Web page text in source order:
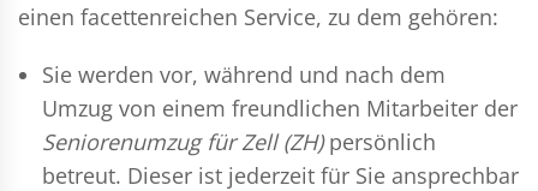
einen facettenreichen Service, zu dem gehören:
Sie werden vor, während und nach dem
Umzug von einem freundlichen Mitarbeiter der
Seniorenumzug für Zell (ZH)persönlich
betreut. Dieser ist jederzeit für Sie ansprechbar